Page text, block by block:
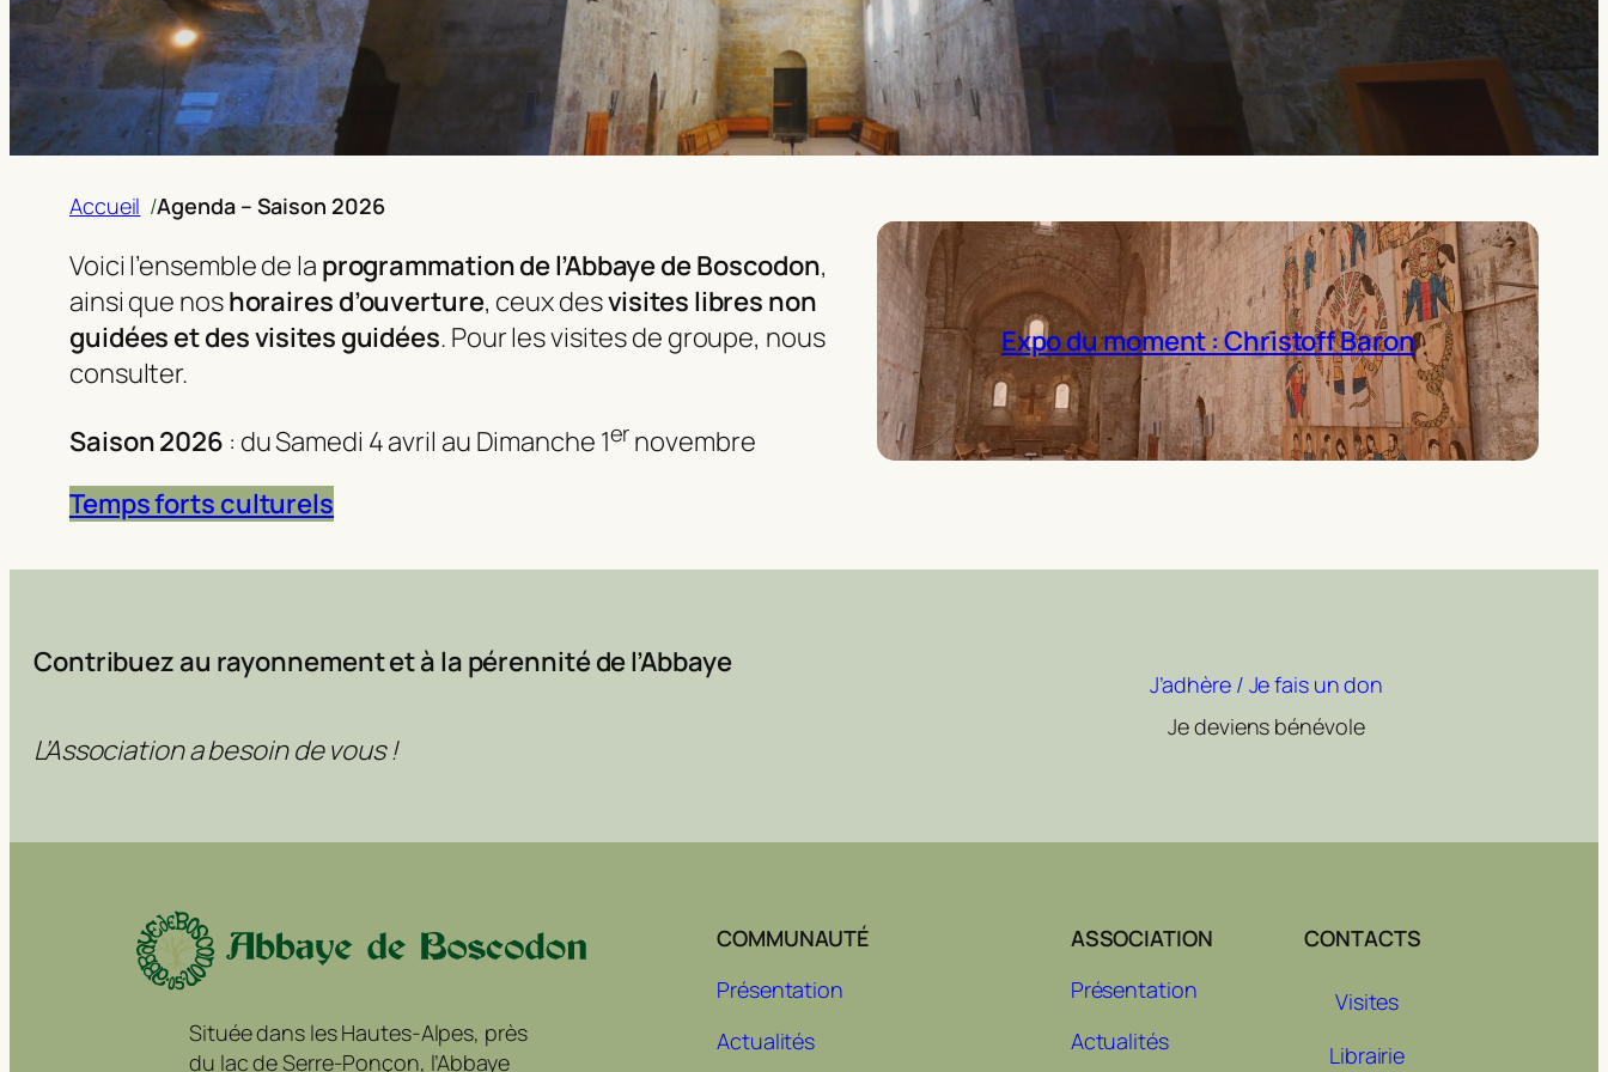
Accueil /Agenda – Saison 2026
Voici l’ensemble de la programmation de l’Abbaye de Boscodon,
ainsi que noshoraires d’ouverture, ceux desvisites libres non
guidées et des visites guidées. Pour les visites de groupe, nous
consulter.
Saison 2026 : du Samedi 4 avril au Dimanche 1er novembre
Temps forts culturels
Expo du moment : Christoff Baron
Contribuez au rayonnement et à la pérennité de l’Abbaye
L’Association a besoin de vous !
J’adhère / Je fais un don
Je deviens bénévole
Située dans les Hautes-Alpes, près
du lac de Serre-Ponçon, l’Abbaye
COMMUNAUTÉ
Présentation
Actualités
ASSOCIATION
Présentation
Actualités
CONTACTS
Visites
Librairie